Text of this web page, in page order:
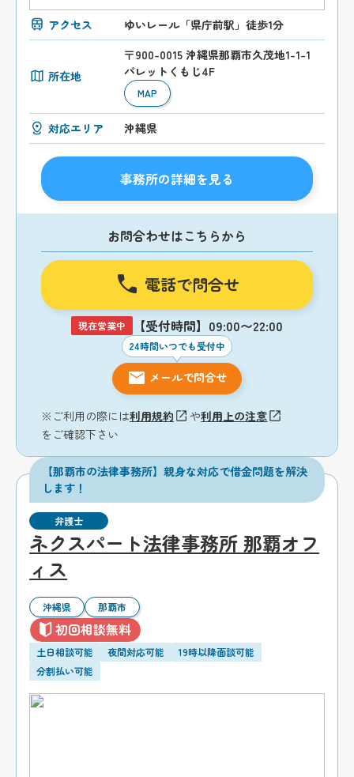
アクセス ゆいレール「県庁前駅」徒歩1分
所在地
〒900-0015 沖縄県那覇市久茂地1-1-1
パレットくもじ4F
MAP
対応エリア 沖縄県
事務所の詳細を見る
お問合わせはこちらから
電話で問合せ
現在営業中 【受付時間】09:00〜22:00
24時間いつでも受付中
メールで問合せ
※ご利用の際には利用規約 や利用上の注意
をご確認下さい
【那覇市の法律事務所】親身な対応で借金問題を解決
します！
弁護士
ネクスパート法律事務所 那覇オフ
ィス
沖縄県 那覇市
初回相談無料
土日相談可能 夜間対応可能
19時以降面談可能
分割払い可能